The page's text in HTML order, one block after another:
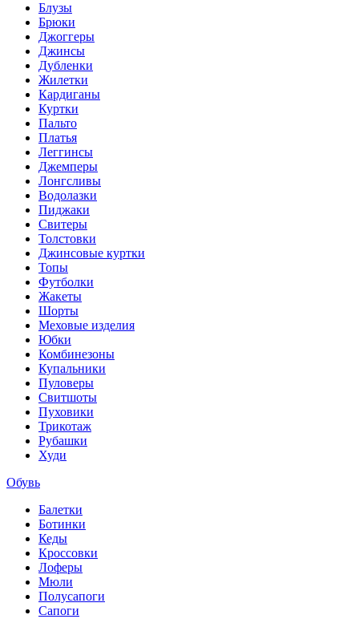
Блузы
Брюки
Джоггеры
Джинсы
Дубленки
Жилетки
Кардиганы
Куртки
Пальто
Платья
Леггинсы
Джемперы
Лонгсливы
Водолазки
Пиджаки
Свитеры
Толстовки
Джинсовые куртки
Топы
Футболки
Жакеты
Шорты
Меховые изделия
Юбки
Комбинезоны
Купальники
Пуловеры
Свитшоты
Пуховики
Трикотаж
Рубашки
Худи
Обувь
Балетки
Ботинки
Кеды
Кроссовки
Лоферы
Мюли
Полусапоги
Сапоги